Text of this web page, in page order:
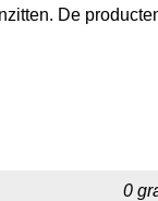
De
0